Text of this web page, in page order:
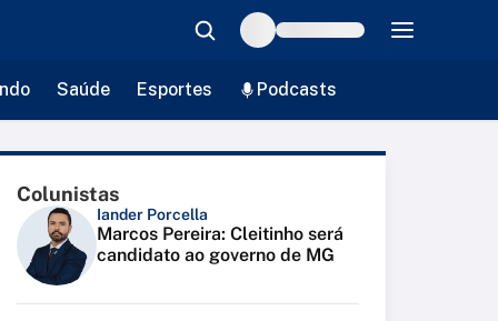
Saúde Esportes Podcasts
Colunistas
Iander Porcella
Marcos Pereira: Cleitinho será
candidato ao governo de MG